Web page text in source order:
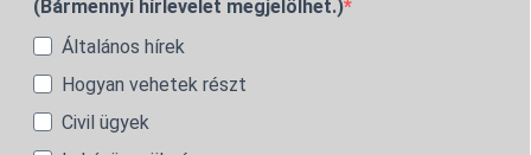
(Bármennyi hírlevelet megjelölhet.)
Általános hírek
Hogyan vehetek részt
Civil ügyek